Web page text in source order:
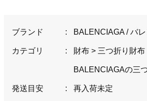
ブランド : BALENCIAGA / バ
カテゴリ : 財布> 三つ折り財布
BALENCIAGAの三
発送目安 : 再入荷未定